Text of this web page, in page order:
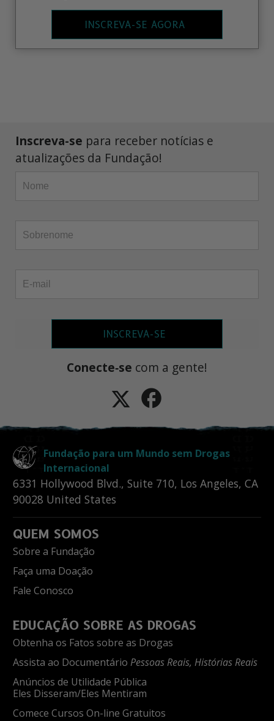
INSCREVA-SE AGORA
Inscreva-se para receber notícias e
atualizações da Fundação!
INSCREVA-SE
Conecte‑se com a gente!
Fundação para um Mundo sem Drogas
Internacional
6331 Hollywood Blvd., Suite 710, Los Angeles, CA
90028 United States
QUEM SOMOS
Sobre a Fundação
Faça uma Doação
Fale Conosco
EDUCAÇÃO SOBRE AS DROGAS
Obtenha os Fatos sobre as Drogas
Assista ao Documentário Pessoas Reais, Histórias Reais
Anúncios de Utilidade Pública
Eles Disseram/Eles Mentiram
Comece Cursos On-line Gratuitos